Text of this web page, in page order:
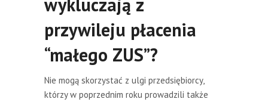
przywileju płacenia
“małego ZUS”?
Nie mogą skorzystać z ulgi przedsiębiorcy,
którzy w poprzednim roku prowadzili także